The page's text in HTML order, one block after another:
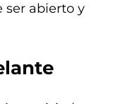
ser abierto y